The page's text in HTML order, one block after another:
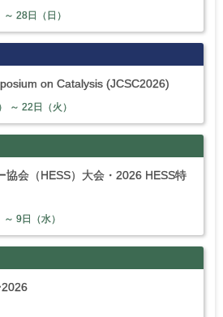
～ 28日（日）
on Catalysis (JCSC2026)
～ 22日（火）
協会（HESS）大会・2026 HESS特
～ 9日（水）